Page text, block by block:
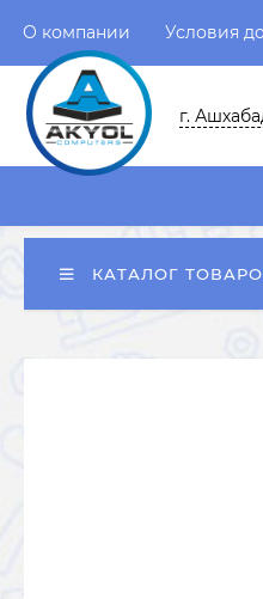
О компании Условия
г.
КАТАЛОГ